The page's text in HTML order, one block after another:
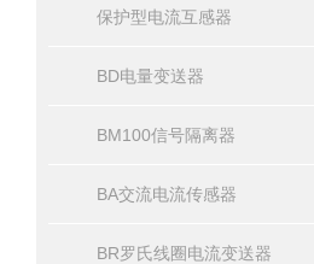
保护型电流互感器
BD电量变送器
BM100信号隔离器
BA交流电流传感器
BR罗氏线圈电流变送器